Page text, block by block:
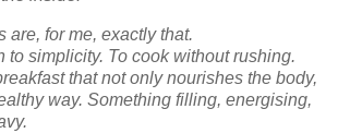
are, for me, exactly that.
to simplicity. To cook without rushing.
that not only nourishes the body,
way. Something filling, energising,